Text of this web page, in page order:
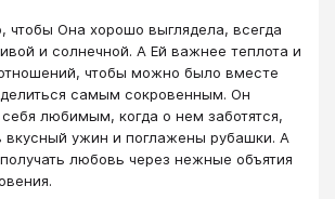
чтобы Она хорошо выглядела, всегда
и солнечной. А Ей важнее теплота и
чтобы можно было вместе
самым сокровенным. Он
себя любимым, когда о нем заботятся,
вкусный ужин и поглажены рубашки. А
любовь через нежные объятия